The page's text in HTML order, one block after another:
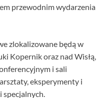
przewodnim wydarzenia
zlokalizowane będą w
Kopernik oraz nad Wisłą,
i sali
eksperymenty i
specjalnych.